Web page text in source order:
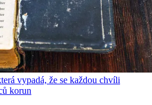
vypadá, že se každou chvíli
korun